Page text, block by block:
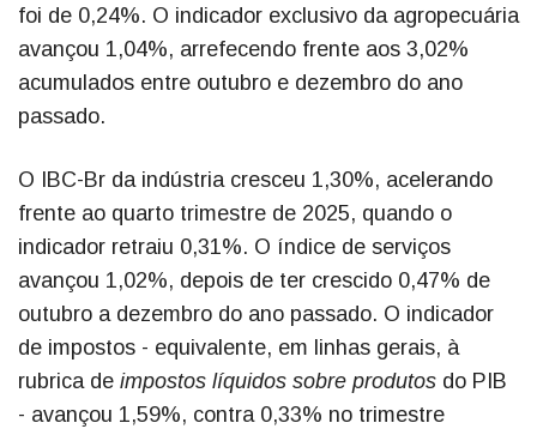
foi de 0,24%. O indicador exclusivo da agropecuária
avançou 1,04%, arrefecendo frente aos 3,02%
acumulados entre outubro e dezembro do ano
passado.
O IBC-Br da indústria cresceu 1,30%, acelerando
frente ao quarto trimestre de 2025, quando o
indicador retraiu 0,31%. O índice de serviços
avançou 1,02%, depois de ter crescido 0,47% de
outubro a dezembro do ano passado. O indicador
de impostos - equivalente, em linhas gerais, à
rubrica de impostos líquidos sobre produtos do PIB
- avançou 1,59%, contra 0,33% no trimestre